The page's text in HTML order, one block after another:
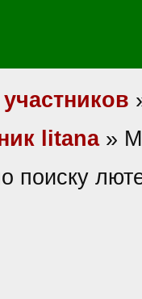
litana»
поиску